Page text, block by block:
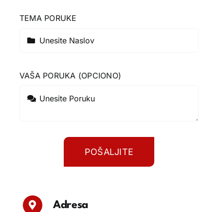
TEMA PORUKE
VAŠA PORUKA (OPCIONO)
POŠALJITE
Kontakt info
Adresa